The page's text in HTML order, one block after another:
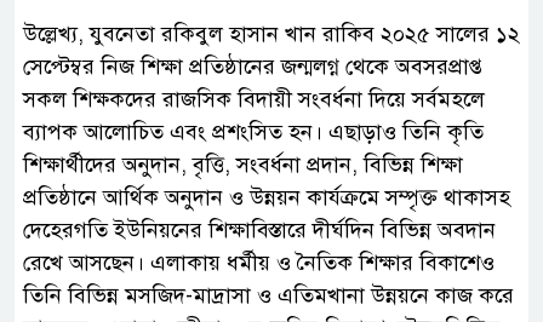
উল্লেখ্য, যুবনেতা রকিবুল হাসান খান রাকিব ২০২৫ সালের ১২
সেপ্টেম্বর নিজ শিক্ষা প্রতিষ্ঠানের জন্মলগ্ন থেকে অবসরপ্রাপ্ত
সকল শিক্ষকদের রাজসিক বিদায়ী সংবর্ধনা দিয়ে সর্বমহলে
ব্যাপক আলোচিত এবং প্রশংসিত হন। এছাড়াও তিনি কৃতি
শিক্ষার্থীদের অনুদান, বৃত্তি, সংবর্ধনা প্রদান, বিভিন্ন শিক্ষা
প্রতিষ্ঠানে আর্থিক অনুদান ও উন্নয়ন কার্যক্রমে সম্পৃক্ত থাকাসহ
দেহেরগতি ইউনিয়নের শিক্ষাবিস্তারে দীর্ঘদিন বিভিন্ন অবদান
রেখে আসছেন। এলাকায় ধর্মীয় ও নৈতিক শিক্ষার বিকাশেও
তিনি বিভিন্ন মসজিদ-মাদ্রাসা ও এতিমখানা উন্নয়নে কাজ করে